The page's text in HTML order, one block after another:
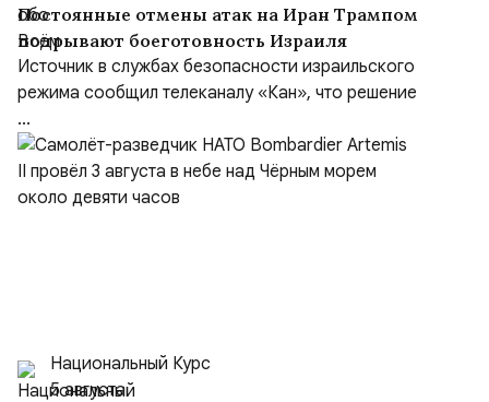
Постоянные отмены атак на Иран Трампом
подрывают боеготовность Израиля
Источник в службах безопасности израильского
режима сообщил телеканалу «Кан», что решение
...
Национальный Курс
5 августа